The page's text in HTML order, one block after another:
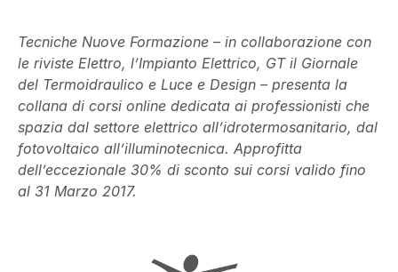
Tecniche Nuove Formazione – in collaborazione con
le riviste Elettro, l’Impianto Elettrico, GT il Giornale
del Termoidraulico e Luce e Design – presenta la
collana di corsi online dedicata ai professionisti che
spazia dal settore elettrico all’idrotermosanitario, dal
fotovoltaico all’illuminotecnica. Approfitta
dell’eccezionale 30% di sconto sui corsi valido fino
al 31 Marzo 2017.